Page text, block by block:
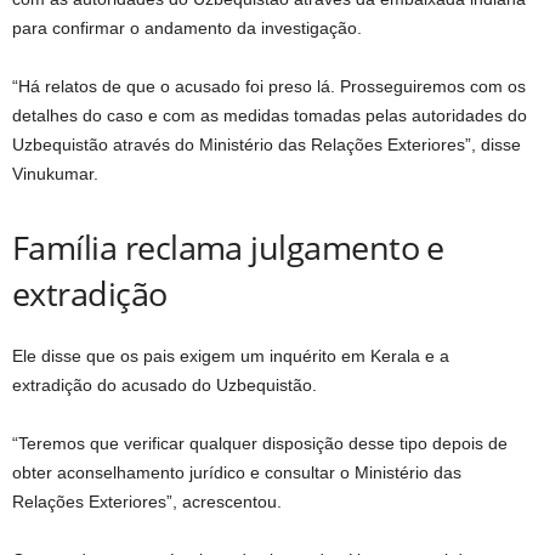
para confirmar o andamento da investigação.
“Há relatos de que o acusado foi preso lá. Prosseguiremos com os
detalhes do caso e com as medidas tomadas pelas autoridades do
Uzbequistão através do Ministério das Relações Exteriores”, disse
Vinukumar.
Família reclama julgamento e
extradição
Ele disse que os pais exigem um inquérito em Kerala e a
extradição do acusado do Uzbequistão.
“Teremos que verificar qualquer disposição desse tipo depois de
obter aconselhamento jurídico e consultar o Ministério das
Relações Exteriores”, acrescentou.